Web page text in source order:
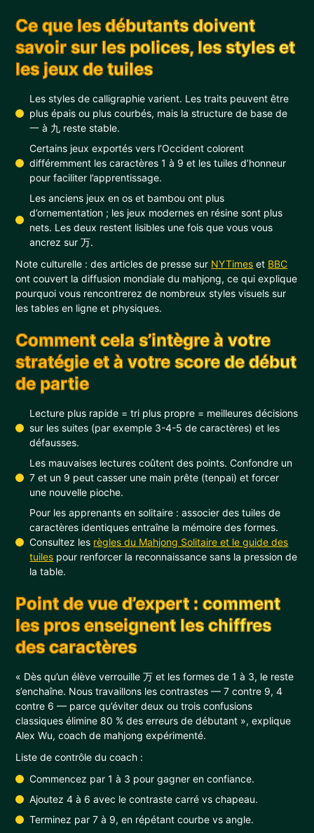
Ce que les débutants doivent
savoir sur les polices, les styles et
les jeux de tuiles
Les styles de calligraphie varient. Les traits peuvent être
plus épais ou plus courbés, mais la structure de base de
一 à 九 reste stable.
Certains jeux exportés vers l’Occident colorent
différemment les caractères 1 à 9 et les tuiles d’honneur
pour faciliter l’apprentissage.
Les anciens jeux en os et bambou ont plus
d’ornementation ; les jeux modernes en résine sont plus
nets. Les deux restent lisibles une fois que vous vous
ancrez sur 万.
Note culturelle : des articles de presse sur NYTimes et BBC
ont couvert la diffusion mondiale du mahjong, ce qui explique
pourquoi vous rencontrerez de nombreux styles visuels sur
les tables en ligne et physiques.
Comment cela s’intègre à votre
stratégie et à votre score de début
de partie
Lecture plus rapide = tri plus propre = meilleures décisions
sur les suites (par exemple 3-4-5 de caractères) et les
défausses.
Les mauvaises lectures coûtent des points. Confondre un
7 et un 9 peut casser une main prête (tenpai) et forcer
une nouvelle pioche.
Pour les apprenants en solitaire : associer des tuiles de
caractères identiques entraîne la mémoire des formes.
Consultez les règles du Mahjong Solitaire et le guide des
tuiles pour renforcer la reconnaissance sans la pression de
la table.
Point de vue d’expert : comment
les pros enseignent les chiffres
des caractères
« Dès qu’un élève verrouille 万 et les formes de 1 à 3, le reste
s’enchaîne. Nous travaillons les contrastes — 7 contre 9, 4
contre 6 — parce qu’éviter deux ou trois confusions
classiques élimine 80 % des erreurs de débutant », explique
Alex Wu, coach de mahjong expérimenté.
Liste de contrôle du coach :
Commencez par 1 à 3 pour gagner en confiance.
Ajoutez 4 à 6 avec le contraste carré vs chapeau.
Terminez par 7 à 9, en répétant courbe vs angle.